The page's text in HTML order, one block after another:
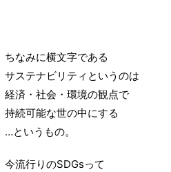
ちなみに横文字である
サステナビリティというのは
経済・社会・環境の観点で
持続可能な世の中にする
…というもの。
今流行りのSDGsって